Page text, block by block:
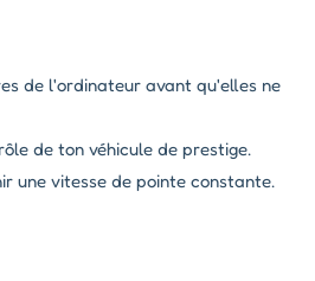
de l'ordinateur avant qu'elles ne
de ton véhicule de prestige.
une vitesse de pointe constante.